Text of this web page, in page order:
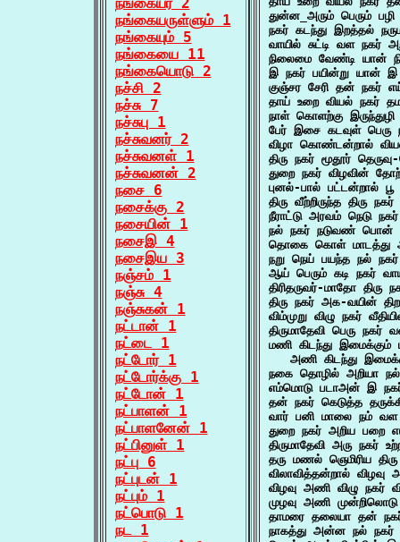
நங்கையருள்ளும் 1
நங்கையும் 5
நங்கையை 11
நங்கையொடு 2
நச்சி 2
நச்சு 7
நச்சுபு 1
நச்சுவனர் 2
நச்சுவனள் 1
நச்சுவனன் 2
நசை 6
நசைக்கு 2
நசையின் 1
நசைஇ 4
நசைஇய 3
நஞ்சம் 1
நஞ்சு 4
நஞ்சுகன் 1
நட்டான் 1
நட்டை 1
நட்டோர் 1
நட்டோர்க்கு 1
நட்டோன் 1
நட்பாளன் 1
நட்பாளனேன் 1
நட்பினுள் 1
நட்பு 6
நட்புடன் 1
நட்பும் 1
நட்பொடு 1
நட 1
துன்ன_அரும் பெரும்
நகர் கடந்து இறத்தல்
வாயில் சுட்டி வள
நிலைமை வேண்டி யான்
இ நகர் பயின்று யான்
குஞ்சர சேரி தன் நகர்
தாய் உறை வியல் நகர்
நாள் கொளற்கு
பேர் இசை கடவுள்
விழா கொண்டன்றால்
திரு நகர் மூதூர்
துறை நகர் விழவின்
புனல்-பால் பட்டன்றால்
திரு வீற்றிருந்த திரு
நீராட்டு அரவம் நெடு
நல் நகர் நடுவண்
தொகை கொள் மாடத்து
நறு நெய் பயந்த நல்
ஆய் பெரும் கடி நகர்
திரிதருவர்-மாதோ
திரு நகர் அக-வயின்
விம்முறு விழு நகர்
திருமாதேவி பெரு
மணி கிடந்து இமைக்கும்
அணி கிடந்து
நகை தொழில் அறியா
எம்மொடு படாஅன் இ
தன் நகர் கெடுத்த
வார் பனி மாலை நம்
துறை நகர் அறிய
திருமாதேவி அரு நகர்
தரு மணல் ஞெமிரிய
விலாவித்தன்றால்
விழவு அணி விழு
முழவு அணி
தாமரை தலையா தன்
நாகத்து அன்ன நல்